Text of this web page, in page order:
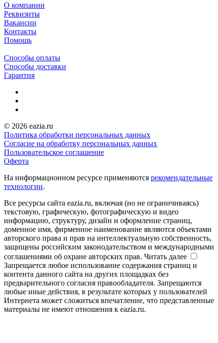
О компании
Реквизиты
Вакансии
Контакты
Помощь
Способы оплаты
Способы доставки
Гарантия
© 2026 eazia.ru
Политика обработки персональных данных
Согласие на обработку персональных данных
Пользовательское соглашение
Оферта
На информационном ресурсе применяются рекомендательные
технологии.
Все ресурсы сайта eazia.ru, включая (но не ограничиваясь)
текстовую, графическую, фотографическую и видео
информацию, структуру, дизайн и оформление страниц,
доменное имя, фирменное наименование являются объектами
авторского права и прав на интеллектуальную собственность,
защищены российским законодательством и международными
соглашениями об охране авторских прав. Читать далее
Запрещается любое использование содержания страниц и
контента данного сайта на других площадках без
предварительного согласия правообладателя. Запрещаются
любые иные действия, в результате которых у пользователей
Интернета может сложиться впечатление, что представленные
материалы не имеют отношения к eazia.ru.